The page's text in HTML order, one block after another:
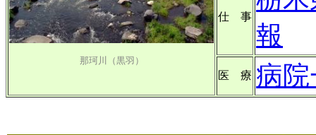
那珂川（黒羽）
仕 事
報
医 療 病